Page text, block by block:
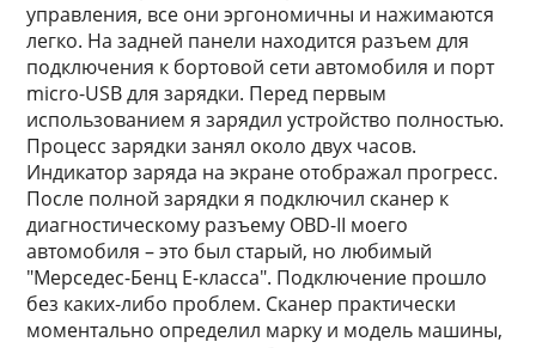
управления, все они эргономичны и нажимаются
легко. На задней панели находится разъем для
подключения к бортовой сети автомобиля и порт
micro-USB для зарядки. Перед первым
использованием я зарядил устройство полностью.
Процесс зарядки занял около двух часов.
Индикатор заряда на экране отображал прогресс.
После полной зарядки я подключил сканер к
диагностическому разъему OBD-II моего
автомобиля – это был старый, но любимый
"Мерседес-Бенц Е-класса". Подключение прошло
без каких-либо проблем. Сканер практически
моментально определил марку и модель машины,